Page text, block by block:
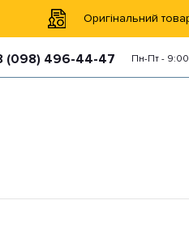
Оригінальний
(098) 496-44-47 Пн-Пт -